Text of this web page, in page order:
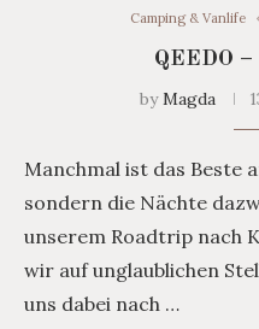
Camping & Vanlife
QEEDO
byMagda
Manchmal ist das Beste
sondern die Nächte
unserem Roadtrip nach
wir auf unglaublichen
uns dabei nach …